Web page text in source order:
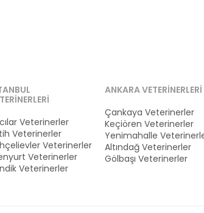
Veterinerler
Veterinerler
Veterinerler
Veterinerler
Veterinerler
ANKARA VETERINERLERI
Çankaya Veterinerler
Keçiören Veterinerler
Yenimahalle
Altındağ Veterinerler
Gölbaşı Veterinerler